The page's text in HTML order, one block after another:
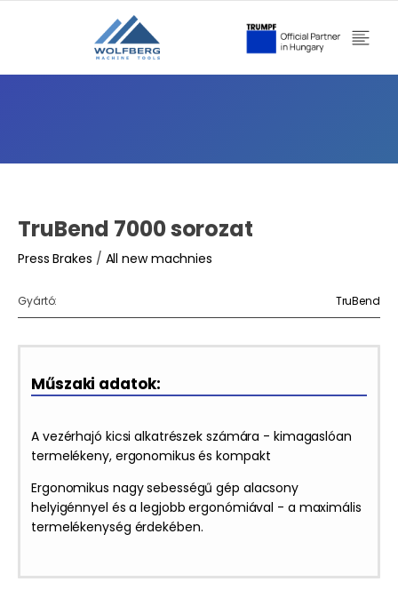
TruBend 7000 sorozat
Press Brakes / All new machnies
Gyártó: TruBend
Műszaki adatok:
A vezérhajó kicsi alkatrészek számára - kimagaslóan
termelékeny, ergonomikus és kompakt
Ergonomikus nagy sebességű gép alacsony
helyigénnyel és a legjobb ergonómiával - a maximális
termelékenység érdekében.